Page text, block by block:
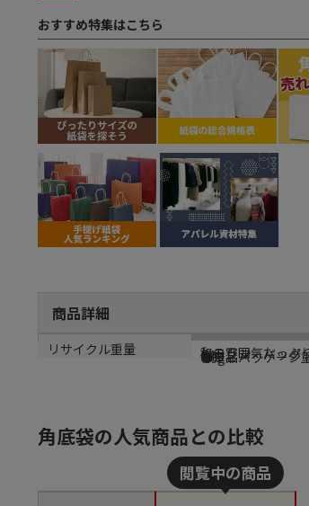
おすすめ特集はこちら
商品詳細
商品説明
和の雰囲気たっぷ
メーカー名
シモジマ
シリーズ名
ファンシーバッグ
規格
K4
カラー
からし
重量
●単品パッケージ
リサイクル重量
7.6g
角底袋の人気商品との比較